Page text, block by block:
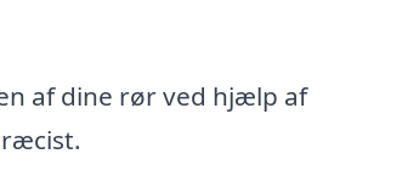
af dine rør ved hjælp af